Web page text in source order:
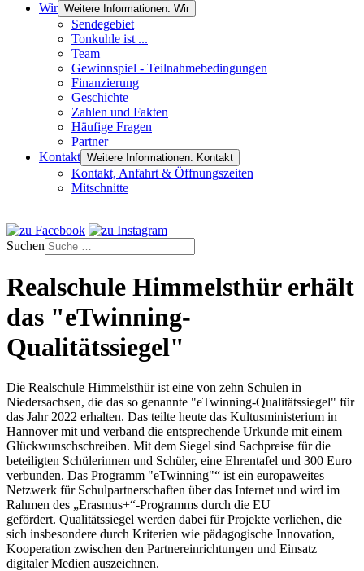
Wir Weitere Informationen: Wir
Sendegebiet
Tonkuhle ist ...
Team
Gewinnspiel - Teilnahmebedingungen
Finanzierung
Geschichte
Zahlen und Fakten
Häufige Fragen
Partner
Kontakt Weitere Informationen: Kontakt
Kontakt, Anfahrt & Öffnungszeiten
Mitschnitte
Suchen
Realschule Himmelsthür erhält
das "eTwinning-
Qualitätssiegel"
Die Realschule Himmelsthür ist eine von zehn Schulen in
Niedersachsen, die das so genannte "eTwinning-Qualitätssiegel" für
das Jahr 2022 erhalten. Das teilte heute das Kultusministerium in
Hannover mit und verband die entsprechende Urkunde mit einem
Glückwunschschreiben. Mit dem Siegel sind Sachpreise für die
beteiligten Schülerinnen und Schüler, eine Ehrentafel und 300 Euro
verbunden. Das Programm "eTwinning"“ ist ein europaweites
Netzwerk für Schulpartnerschaften über das Internet und wird im
Rahmen des „Erasmus+“-Programms durch die EU
gefördert. Qualitätssiegel werden dabei für Projekte verliehen, die
sich insbesondere durch Kriterien wie pädagogische Innovation,
Kooperation zwischen den Partnereinrichtungen und Einsatz
digitaler Medien auszeichnen.